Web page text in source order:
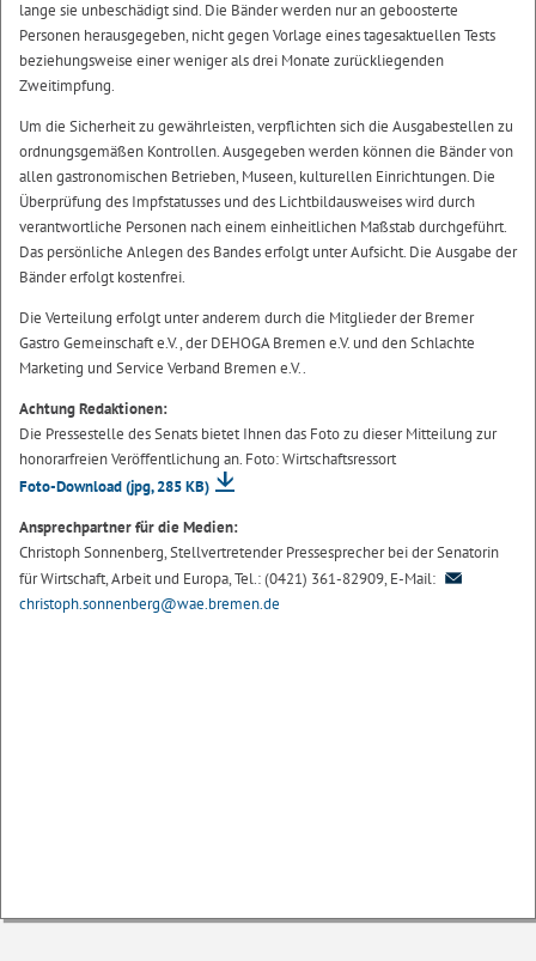
lange sie unbeschädigt sind. Die Bänder werden nur an geboosterte
Personen herausgegeben, nicht gegen Vorlage eines tagesaktuellen Tests
beziehungsweise einer weniger als drei Monate zurückliegenden
Zweitimpfung.
Um die Sicherheit zu gewährleisten, verpflichten sich die Ausgabestellen zu
ordnungsgemäßen Kontrollen. Ausgegeben werden können die Bänder von
allen gastronomischen Betrieben, Museen, kulturellen Einrichtungen. Die
Überprüfung des Impfstatusses und des Lichtbildausweises wird durch
verantwortliche Personen nach einem einheitlichen Maßstab durchgeführt.
Das persönliche Anlegen des Bandes erfolgt unter Aufsicht. Die Ausgabe der
Bänder erfolgt kostenfrei.
Die Verteilung erfolgt unter anderem durch die Mitglieder der Bremer
Gastro Gemeinschaft e.V., der DEHOGA Bremen e.V. und den Schlachte
Marketing und Service Verband Bremen e.V..
Achtung Redaktionen:
Die Pressestelle des Senats bietet Ihnen das Foto zu dieser Mitteilung zur
honorarfreien Veröffentlichung an. Foto: Wirtschaftsressort
Foto-Download(jpg, 285 KB)
Ansprechpartner für die Medien:
Christoph Sonnenberg, Stellvertretender Pressesprecher bei der Senatorin
für Wirtschaft, Arbeit und Europa, Tel.: (0421) 361-82909, E-Mail:
christoph.sonnenberg@wae.bremen.de